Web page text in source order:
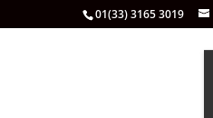
01(33) 3165 3019